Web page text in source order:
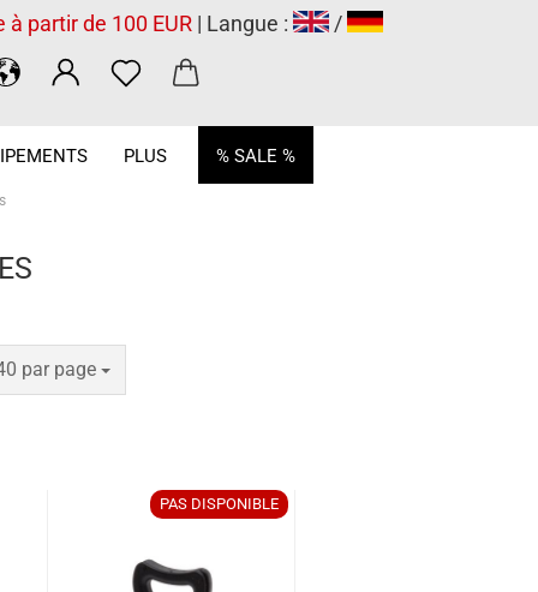
partir de 100 EUR | Langue : /
% SALE %
PLUS
par page
page
PAS DISPONIBLE